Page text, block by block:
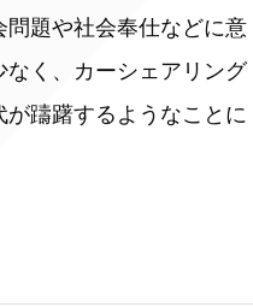
題や社会奉仕などに意
く、カーシェアリング
躊躇するようなことに